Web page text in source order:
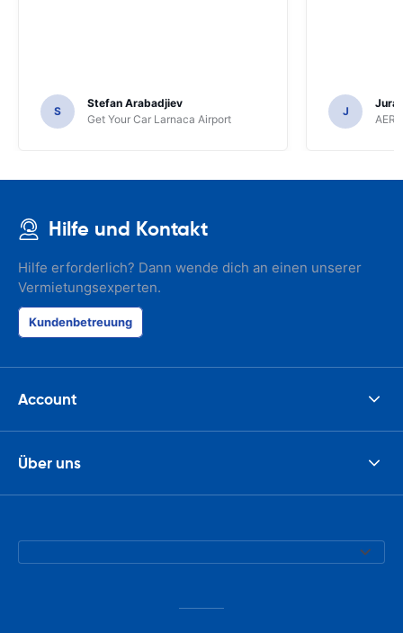
S
Stefan Arabadjiev
Get Your Car Larnaca Airport
J
Juraj
Hilfe und Kontakt
Hilfe erforderlich? Dann wende dich an einen unserer
Vermietungsexperten.
Kundenbetreuung
Account
Über uns